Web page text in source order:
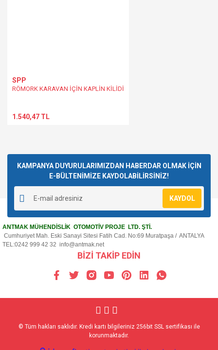
SPP
RÖMORK KARAVAN İÇİN KAPLİN KİLİDİ
1.540,47 TL
KAMPANYA DUYURULARIMIZDAN HABERDAR OLMAK İÇİN
E-BÜLTENİMİZE KAYDOLABİLİRSİNİZ!
KAYDOL
ANTMAK MÜHENDİSLİK OTOMOTİV PROJE LTD. ŞTİ.
Cumhuriyet Mah. Eski Sanayi Sitesi Fatih Cad. No:69 Muratpaşa / ANTALYA
TEL:0242 999 42 32 info@antmak.net
BİZİ TAKİP EDİN
© Tüm hakları saklıdır. Kredi kartı bilgileriniz 256bit SSL sertifikası ile
korunmaktadır.